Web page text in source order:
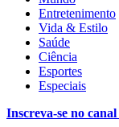
Entretenimento
Vida & Estilo
Saúde
Ciência
Esportes
Especiais
Inscreva-se no canal